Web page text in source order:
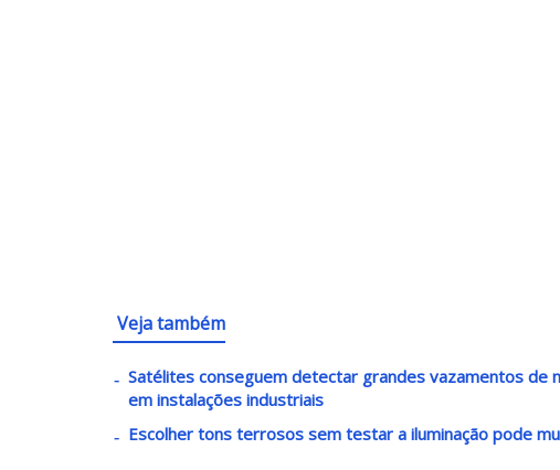
Veja também
Satélites conseguem detectar grandes vazamentos de
em instalações industriais
Escolher tons terrosos sem testar a iluminação pode